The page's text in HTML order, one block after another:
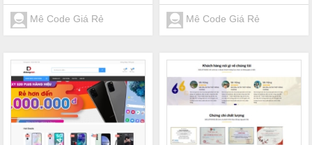
Mê Code Giá Rẻ Mê Code Giá Rẻ